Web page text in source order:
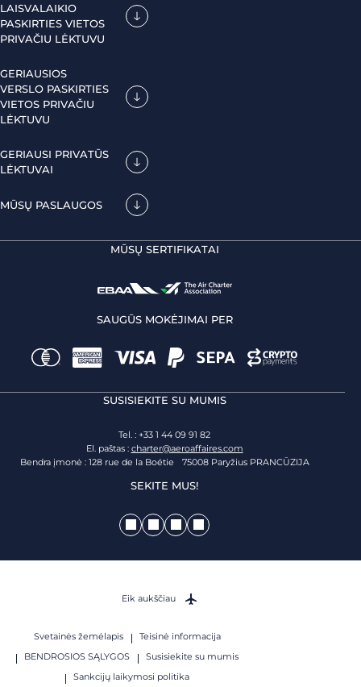
LAISVALAIKIO
PASKIRTIES VIETOS
PRIVAČIU LĖKTUVU
GERIAUSIOS
VERSLO PASKIRTIES
VIETOS PRIVAČIU
LĖKTUVU
GERIAUSI PRIVATŪS
LĖKTUVAI
MŪSŲ PASLAUGOS
MŪSŲ SERTIFIKATAI
SAUGŪS MOKĖJIMAI PER
SUSISIEKITE SU MUMIS
Tel. : +33 1 44 09 91 82
El. paštas : charter@aeroaffaires.com
Bendra įmonė : 128 rue de la Boétie 75008 Paryžius PRANCŪZIJA
SEKITE MUS!
Svetainės žemėlapis
Teisinė informacija
BENDROSIOS SĄLYGOS
Susisiekite su mumis
Sankcijų laikymosi politika
Eik aukščiau